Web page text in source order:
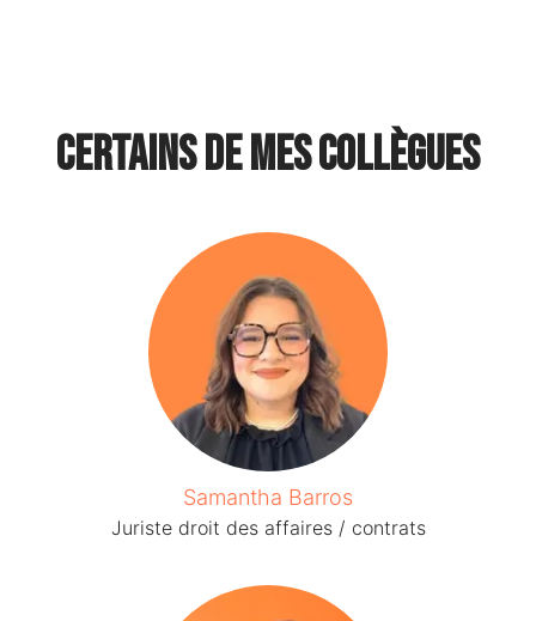
Certains de mes collègues
Samantha Barros
Juriste droit des affaires / contrats